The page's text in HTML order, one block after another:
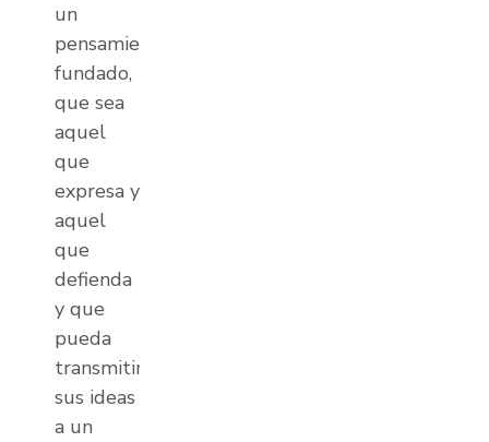
un
pensamiento
fundado,
que sea
aquel
que
expresa y
aquel
que
defienda
y que
pueda
transmitir
sus ideas
a un